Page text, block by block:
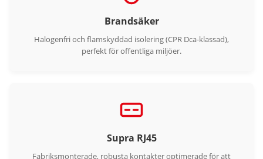
Brandsäker
Halogenfri och flamskyddad isolering (CPR Dca-klassad),
perfekt för offentliga miljöer.
Supra RJ45
Fabriksmonterade, robusta kontakter optimerade för att